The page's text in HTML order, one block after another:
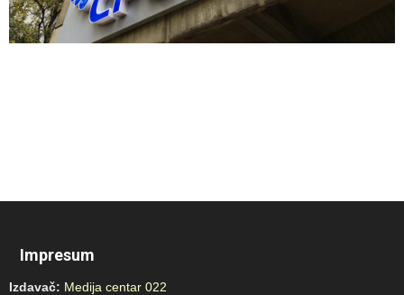
Impresum
Izdavač: Medija centar 022